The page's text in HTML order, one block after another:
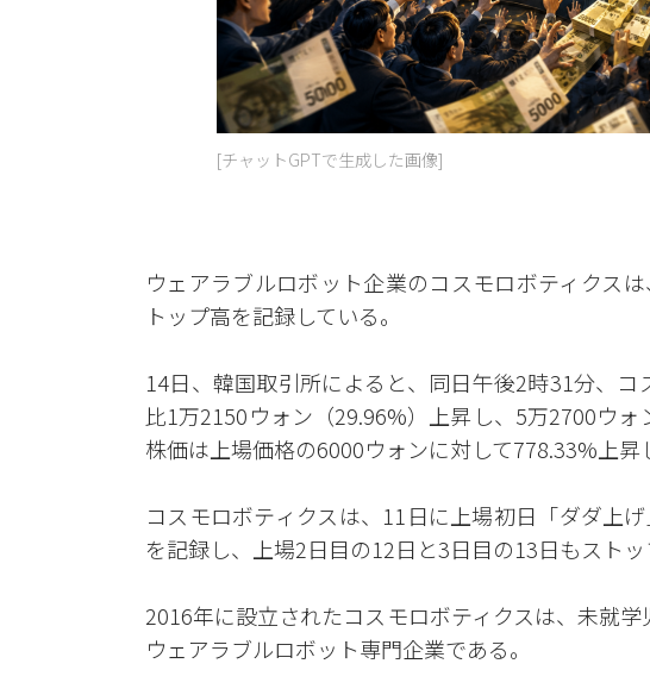
[チャットGPTで生成した画像]
ウェアラブルロボット企業のコスモロボティクス
トップ高を記録している。
14日、韓国取引所によると、同日午後2時31分、
比1万2150ウォン（29.96%）上昇し、5万2700ウォ
株価は上場価格の6000ウォンに対して778.33%上昇
コスモロボティクスは、11日に上場初日「ダダ上
を記録し、上場2日目の12日と3日目の13日もストッ
2016年に設立されたコスモロボティクスは、未就
ウェアラブルロボット専門企業である。